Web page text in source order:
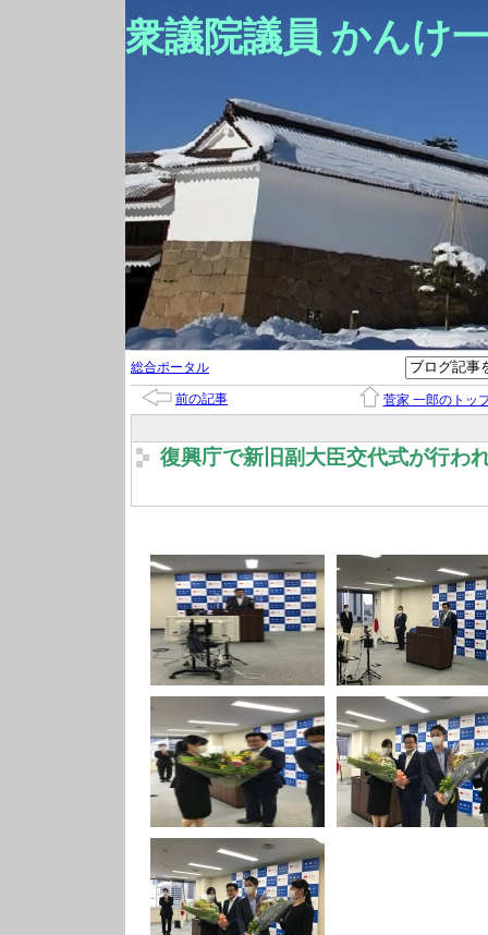
衆議院議員 かんけ
総合ポータル
前の記事 菅家 一郎のトッ
復興庁で新旧副大臣交代式が行わ